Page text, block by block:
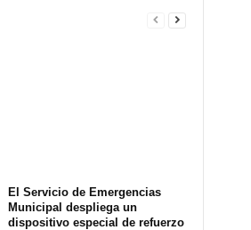
El Servicio de Emergencias
Municipal despliega un
dispositivo especial de refuerzo